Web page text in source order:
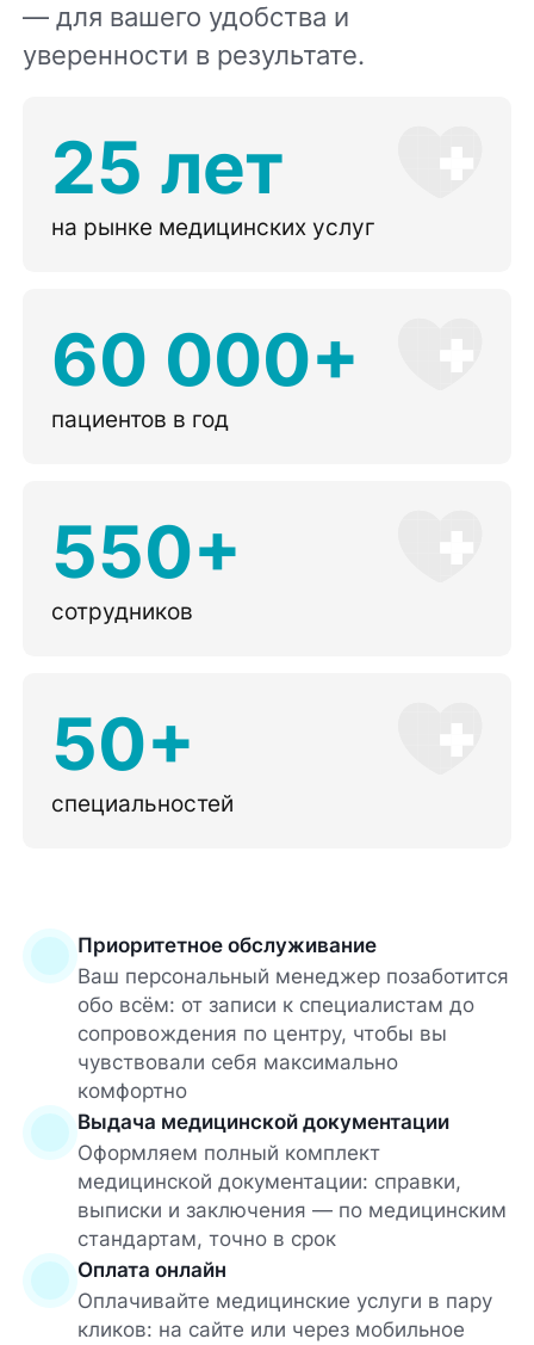
— для вашего удобства и
уверенности в результате.
25 лет
на рынке медицинских услуг
60 000+
пациентов в год
550+
сотрудников
50+
специальностей
Приоритетное обслуживание
Ваш персональный менеджер позаботится
обо всём: от записи к специалистам до
сопровождения по центру, чтобы вы
чувствовали себя максимально
комфортно
Выдача медицинской документации
Оформляем полный комплект
медицинской документации: справки,
выписки и заключения — по медицинским
стандартам, точно в срок
Оплата онлайн
Оплачивайте медицинские услуги в пару
кликов: на сайте или через мобильное